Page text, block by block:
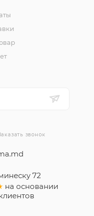
звонок
72
на основании